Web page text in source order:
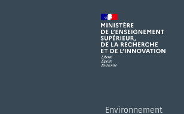
Environnement